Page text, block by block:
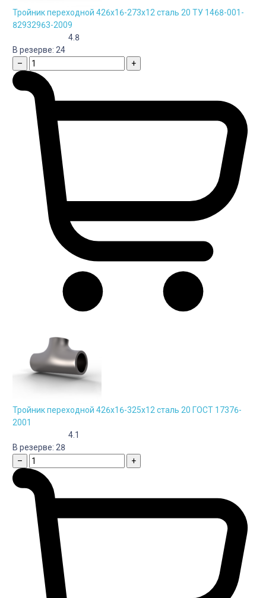
Тройник переходной 426х16-273х12 сталь 20 ТУ 1468-001-
82932963-2009
4.8
В резерве: 24
–
+
Тройник переходной 426х16-325х12 сталь 20 ГОСТ 17376-
2001
4.1
В резерве: 28
–
+